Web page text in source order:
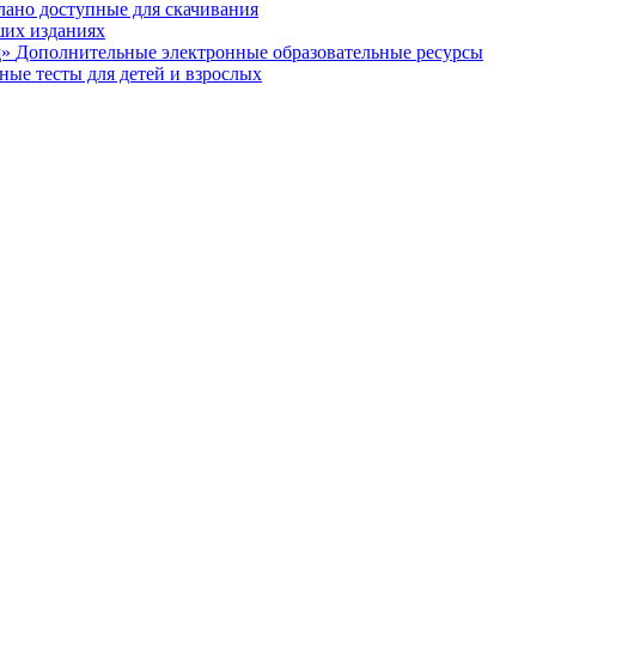
доступные для скачивания
изданиях
Дополнительные электронные образовательные ресурсы
тесты для детей и взрослых